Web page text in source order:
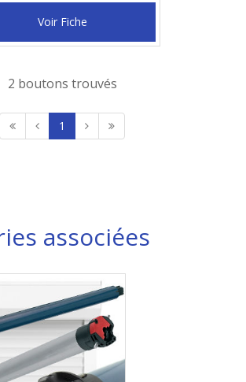
Voir Fiche
2 boutons trouvés
1
associées